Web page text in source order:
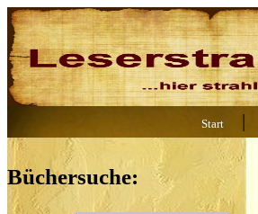
Start |
Büchersuche: